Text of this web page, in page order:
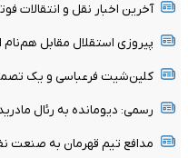
آخرین اخبار نقل و انتقالات
پیروزی استقلال مقابل هم‌نام
کلین‌شیت فرعباسی و یک
رسمی: دیومانده به رئال
مدافع تیم قهرمان به صنعت